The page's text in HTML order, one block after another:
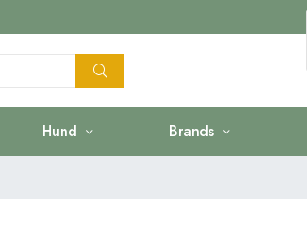
Hund Brands